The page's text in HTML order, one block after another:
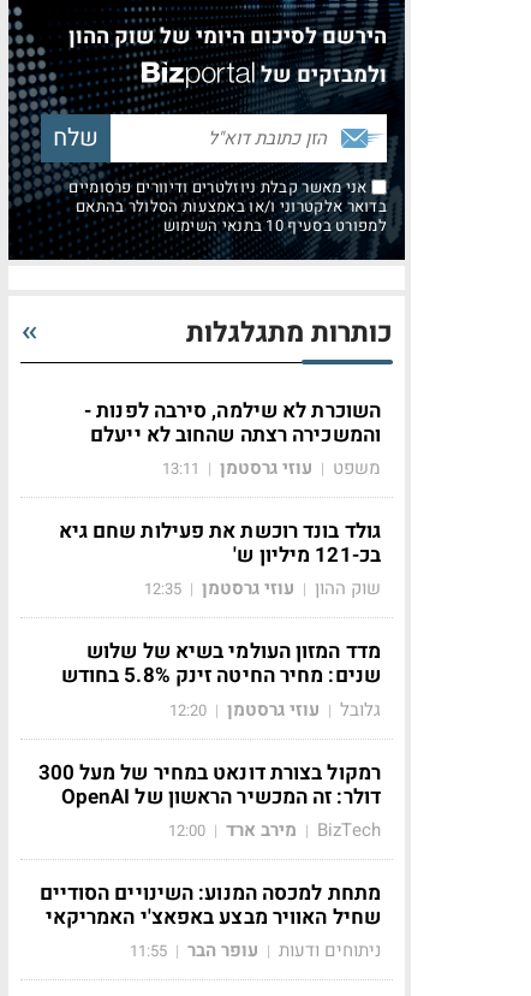
הירשם לסיכום היומי של שוק ההון
ולמבזקים של
אני מאשר קבלת ניוזלטרים ודיוורים פרסומיים
בדואר אלקטרוני ו/או באמצעות הסלולר בהתאם
למפורט בסעיף 10 בתנאי השימוש
כותרות מתגלגלות
השוכרת לא שילמה, סירבה לפנות -
והמשכירה רצתה שהחוב לא ייעלם
משפט | עוזי גרסטמן |
13:11
גולד בונד רוכשת את פעילות שחם גיא
בכ-121 מיליון ש'
שוק ההון | עוזי גרסטמן |
12:35
מדד המזון העולמי בשיא של שלוש
שנים: מחיר החיטה זינק 5.8% בחודש
גלובל | עוזי גרסטמן |
12:20
רמקול בצורת דונאט במחיר של מעל 300
דולר: זה המכשיר הראשון של OpenAI
BizTech
| מירב ארד |
12:00
מתחת למכסה המנוע: השינויים הסודיים
שחיל האוויר מבצע באפאצ'י האמריקאי
ניתוחים ודעות | עופר הבר |
11:55